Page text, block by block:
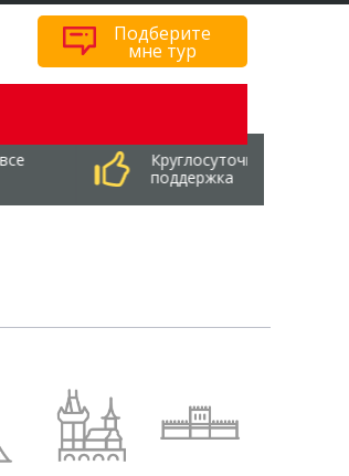
Подберите
мне тур
Круглосуточная
поддержка